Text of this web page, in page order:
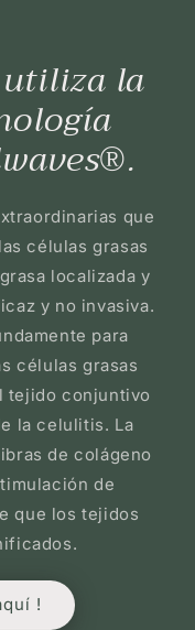
utiliza la
que
células grasas
localizada y
y no invasiva.
para
células grasas
tejido conjuntivo
la celulitis. La
de colágeno
de
que los tejidos
!